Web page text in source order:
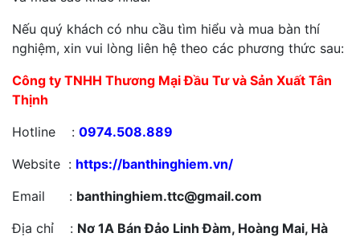
Nếu quý khách có nhu cầu tìm hiểu và mua bàn thí
nghiệm, xin vui lòng liên hệ theo các phương thức sau:
Công ty TNHH Thương Mại Đầu Tư và Sản Xuất Tân
Thịnh
Hotline : 0974.508.889
Website : https://banthinghiem.vn/
Email : banthinghiem.ttc@gmail.com
Địa chỉ : Nơ 1A Bán Đảo Linh Đàm, Hoàng Mai, Hà